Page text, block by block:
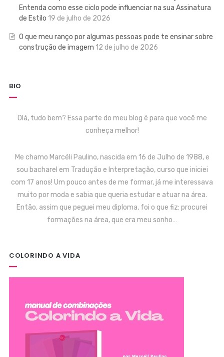
Entenda como esse ciclo pode influenciar na sua Assinatura
de Estilo 19 de julho de 2026
O que meu ranço por algumas pessoas pode te ensinar sobre
construção de imagem 12 de julho de 2026
BIO
Olá, tudo bem? Essa parte do meu blog é para que você me
conheça melhor!
Me chamo Marcéli Paulino, nascida em 16 de Julho de 1988, e
sou bacharel em Tradução e Interpretação, curso que iniciei
com 17 anos! Um pouco antes de me formar, já me interessava
muito por moda e sabia que queria estudar e atuar na área.
Então, assim que peguei meu diploma, foi o que fiz: procurei
formações na área, que era meu sonho…
COLORINDO A VIDA